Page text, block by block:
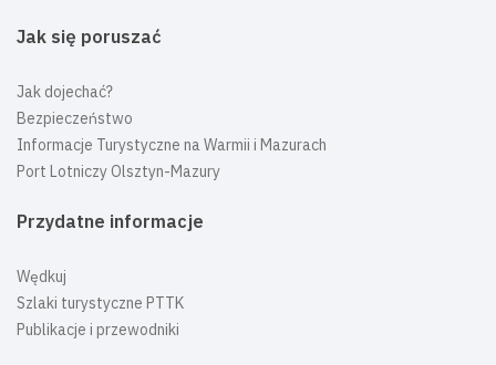
Jak się poruszać
Jak dojechać?
Bezpieczeństwo
Informacje Turystyczne na Warmii i Mazurach
Port Lotniczy Olsztyn-Mazury
Przydatne informacje
Wędkuj
Szlaki turystyczne PTTK
Publikacje i przewodniki